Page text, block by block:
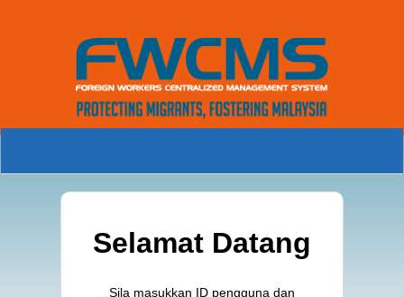
Selamat Datang
Sila masukkan ID pengguna dan